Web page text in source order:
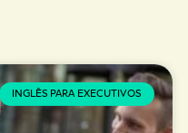
INGLÊS PARA EXECUTIVOS